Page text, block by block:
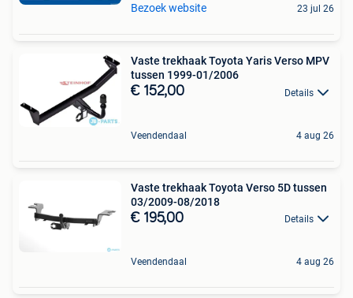
Bezoek website 23 jul 26
Vaste trekhaak Toyota Yaris Verso MPV
tussen 1999-01/2006
€ 152,00 Details
Veendendaal 4 aug 26
Vaste trekhaak Toyota Verso 5D tussen
03/2009-08/2018
€ 195,00 Details
Veendendaal 4 aug 26